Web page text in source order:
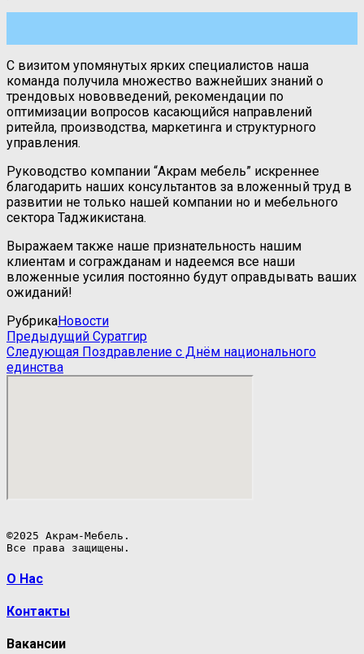
С визитом упомянутых ярких специалистов наша
команда получила множество важнейших знаний о
трендовых нововведений, рекомендации по
оптимизации вопросов касающийся направлений
ритейла, производства, маркетинга и структурного
управления.
Руководство компании “Акрам мебель” искреннее
благодарить наших консультантов за вложенный труд в
развитии не только нашей компании но и мебельного
сектора Таджикистана.
Выражаем также наше признательность нашим
клиентам и согражданам и надеемся все наши
вложенные усилия постоянно будут оправдывать ваших
ожиданий!
РубрикаНовости
Навигация
по
записям
Предыдущая
запись
Предыдущий Суратгир
Следующая
запись
Следующая Поздравление с Днём национального
единства
©2025 Акрам-Мебель.
Все права защищены.
О Нас
Контакты
Вакансии